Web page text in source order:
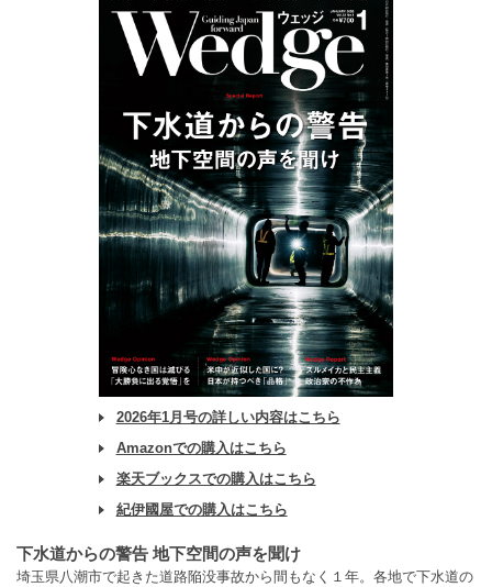
2026年1月号の詳しい内容はこちら
Amazonでの購入はこちら
楽天ブックスでの購入はこちら
紀伊國屋での購入はこちら
下水道からの警告 地下空間の声を聞け
埼玉県八潮市で起きた道路陥没事故から間もなく１年。各地で下水道の